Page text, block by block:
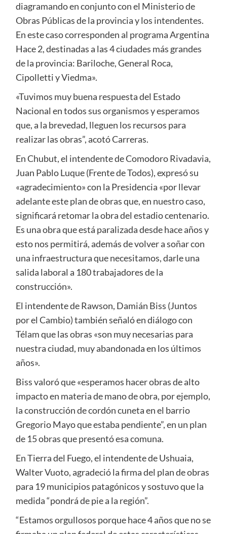
diagramando en conjunto con el Ministerio de
Obras Públicas de la provincia y los intendentes.
En este caso corresponden al programa Argentina
Hace 2, destinadas a las 4 ciudades más grandes
de la provincia: Bariloche, General Roca,
Cipolletti y Viedma».
«Tuvimos muy buena respuesta del Estado
Nacional en todos sus organismos y esperamos
que, a la brevedad, lleguen los recursos para
realizar las obras”, acotó Carreras.
En Chubut, el intendente de Comodoro Rivadavia,
Juan Pablo Luque (Frente de Todos), expresó su
«agradecimiento» con la Presidencia «por llevar
adelante este plan de obras que, en nuestro caso,
significará retomar la obra del estadio centenario.
Es una obra que está paralizada desde hace años y
esto nos permitirá, además de volver a soñar con
una infraestructura que necesitamos, darle una
salida laboral a 180 trabajadores de la
construcción».
El intendente de Rawson, Damián Biss (Juntos
por el Cambio) también señaló en diálogo con
Télam que las obras «son muy necesarias para
nuestra ciudad, muy abandonada en los últimos
años».
Biss valoró que «esperamos hacer obras de alto
impacto en materia de mano de obra, por ejemplo,
la construcción de cordón cuneta en el barrio
Gregorio Mayo que estaba pendiente”, en un plan
de 15 obras que presentó esa comuna.
En Tierra del Fuego, el intendente de Ushuaia,
Walter Vuoto, agradeció la firma del plan de obras
para 19 municipios patagónicos y sostuvo que la
medida “pondrá de pie a la región”.
“Estamos orgullosos porque hace 4 años que no se